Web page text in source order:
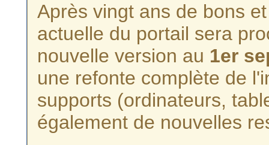
Après vingt ans de bons
actuelle du portail sera
nouvelle version au 1er
une refonte complète de
supports (ordinateurs,
également de nouvelles